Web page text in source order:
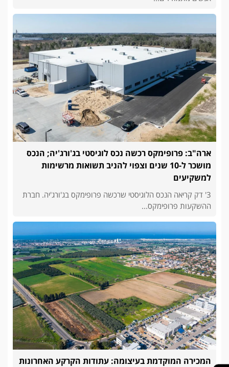
ארה"ב: פרופימקס רכשה נכס לוגיסטי בג'ורג'יה; הנכס
מושכר ל-10 שנים וצפוי להניב תשואות מרשימות
למשקיעים
3' דק קריאה הנכס הלוגיסטי שרכשה פרופימקס בג'ורג'יה. חברת
ההשקעות פרופימקס...
המכירה המוקדמת בעיצומה: עתודות הקרקע האחרונות